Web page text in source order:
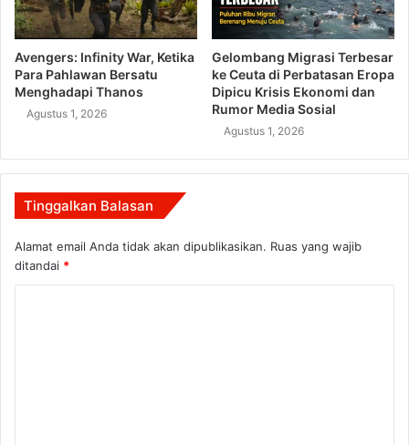
Avengers: Infinity War, Ketika
Para Pahlawan Bersatu
Menghadapi Thanos
Agustus 1, 2026
Gelombang Migrasi Terbesar
ke Ceuta di Perbatasan Eropa
Dipicu Krisis Ekonomi dan
Rumor Media Sosial
Agustus 1, 2026
Tinggalkan Balasan
Alamat email Anda tidak akan dipublikasikan. Ruas yang wajib
ditandai *